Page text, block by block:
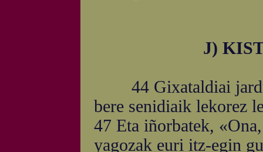
J)
44 Gixataldiai
bere senidiaik lekorez
47 Eta iñorbatek,
yagozak euri itz-egin